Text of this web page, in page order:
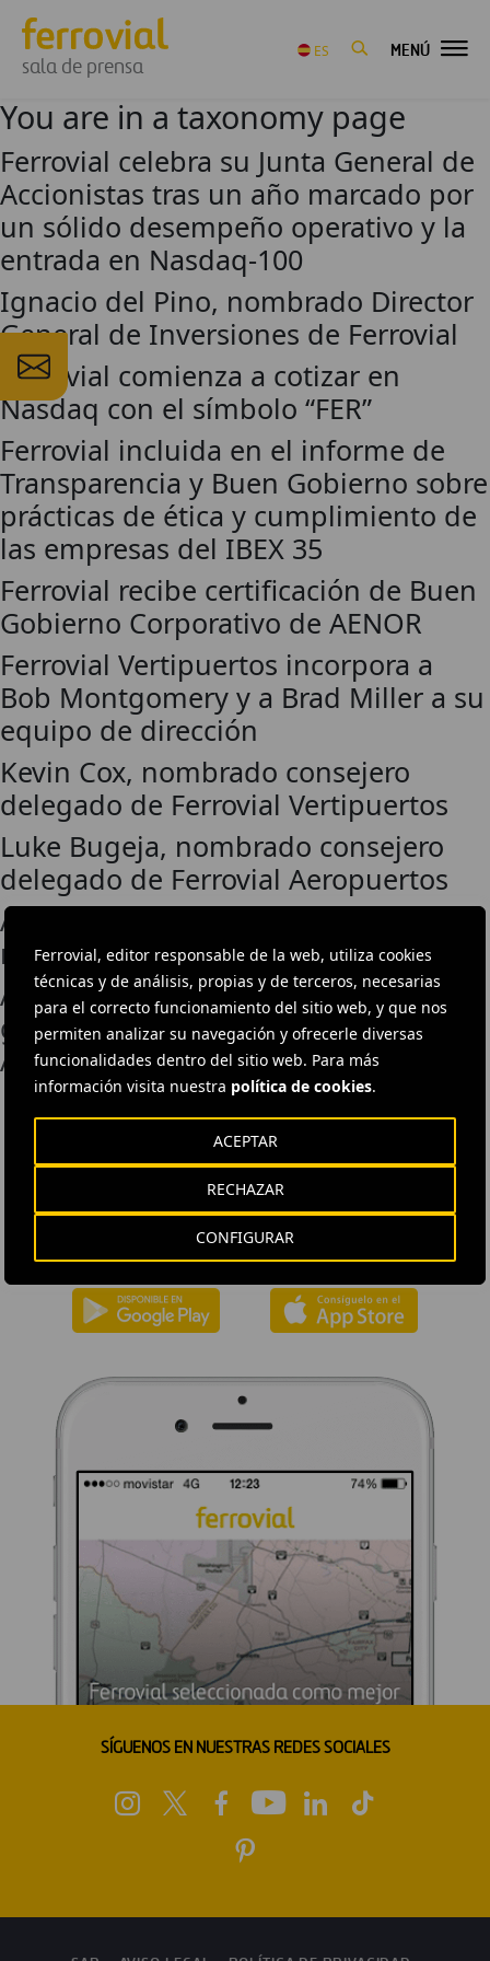
Ferrovial, editor responsable de la web, utiliza cookies
técnicas y de análisis, propias y de terceros, necesarias
para el correcto funcionamiento del sitio web, y que nos
permiten analizar su navegación y ofrecerle diversas
funcionalidades dentro del sitio web. Para más
información visita nuestra política de cookies.
CONFIGURAR
RECHAZAR
ACEPTAR
sala de prensa
ES MENÚ
You are in a taxonomy page
Ferrovial celebra su Junta General de
Accionistas tras un año marcado por
un sólido desempeño operativo y la
entrada en Nasdaq-100
Ignacio del Pino, nombrado Director
General de Inversiones de Ferrovial
Ferrovial comienza a cotizar en
Nasdaq con el símbolo “FER”
Ferrovial incluida en el informe de
Transparencia y Buen Gobierno sobre
prácticas de ética y cumplimiento de
las empresas del IBEX 35
Ferrovial recibe certificación de Buen
Gobierno Corporativo de AENOR
Ferrovial Vertipuertos incorpora a
Bob Montgomery y a Brad Miller a su
equipo de dirección
Kevin Cox, nombrado consejero
delegado de Ferrovial Vertipuertos
Luke Bugeja, nombrado consejero
delegado de Ferrovial Aeropuertos
Alicia Reyes e Hildegard Wortmann,
nombradas consejeras de Ferrovial
Artur Popko, nombrado director
general y presidente del Comité de
Administración de Budimex
DESCÁRGATE NUESTRA APP
La aplicación de Ferrovial proporciona acceso inmediato a toda la
actualidad de la compañía: contenidos informativos, ofertas de
trabajo y la información básica para el inversor.
SÍGUENOS EN NUESTRAS REDES SOCIALES